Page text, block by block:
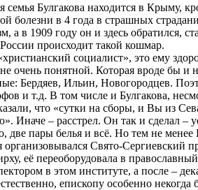
Булгакова находится в Крыму,
болезни в 4 года в страшных
в 1909 году он и здесь обратился,
происходит такой кошмар.
социалист», это ему
понятной. Которая вроде бы и
Бердяев, Ильин,Новогородцев.
и т.д. В том числе и Булгакова,
что «сутки на сборы, и Вы из
Иначе – расстрел. Он так и сделал
две пары белья и всё.Но тем не менее
Свято-Сергиевский
её переоборудовала в
в этом институте, а после –
епископу особенно